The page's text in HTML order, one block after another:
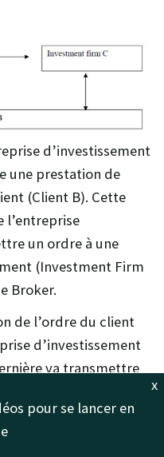
d’investissement
une prestation de
(Client B). Cette
l’entreprise
un ordre à une
(Investment Firm
Broker.
de l’ordre du client
d’investissement
va transmettre
client.
x
pour se lancer en